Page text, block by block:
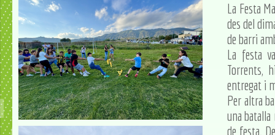
La Festa
des del
de barri
La festa
Torrents,
entregat i
Per altra
una
de festa.